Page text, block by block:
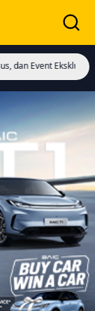
Eksklusif! Cristiano